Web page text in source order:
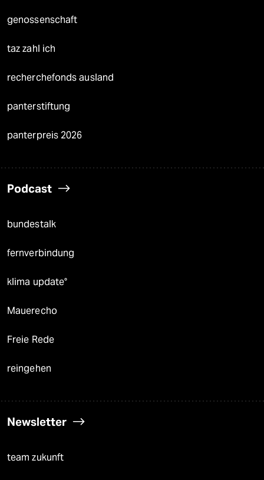
genossenschaft
taz zahl ich
recherchefonds ausland
panterstiftung
panterpreis 2026
Podcast
bundestalk
fernverbindung
klima update°
Mauerecho
Freie Rede
reingehen
Newsletter
team zukunft